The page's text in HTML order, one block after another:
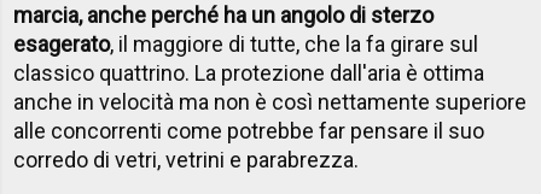
marcia, anche perché ha un angolo di sterzo
esagerato, il maggiore di tutte, che la fa girare sul
classico quattrino. La protezione dall'aria è ottima
anche in velocità ma non è così nettamente superiore
alle concorrenti come potrebbe far pensare il suo
corredo di vetri, vetrini e parabrezza.